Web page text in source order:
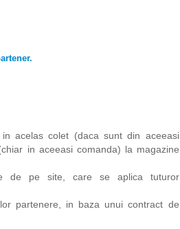
acelas colet (daca sunt din aceeasi
in aceeasi comanda) la magazine
de pe site, care se aplica tuturor
partenere, in baza unui contract de